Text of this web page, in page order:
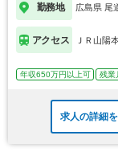
勤務地 広島県 尾
アクセス ＪＲ山陽
年収650万円以上可 残業
求人の詳細